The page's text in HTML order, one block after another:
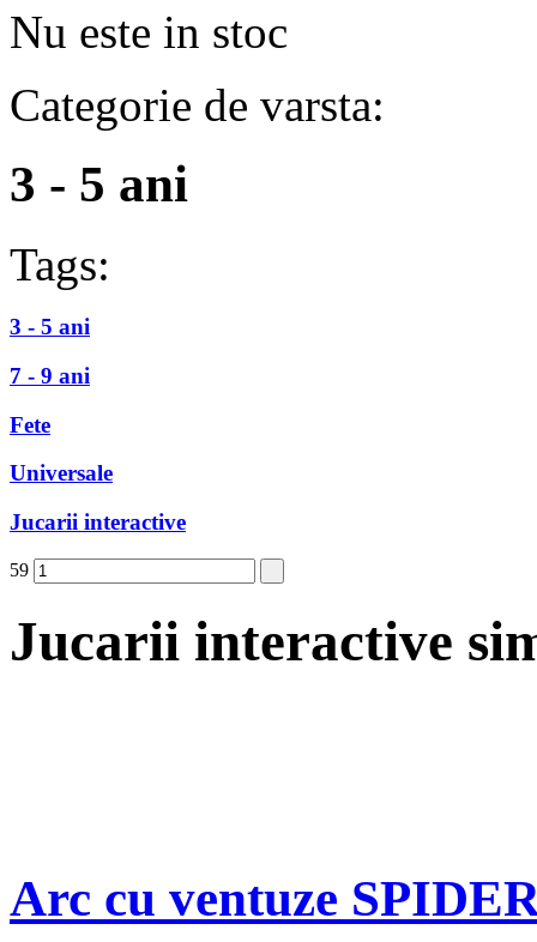
Nu este in stoc
Categorie de varsta:
3 - 5 ani
Tags:
3 - 5 ani
7 - 9 ani
Fete
Universale
Jucarii interactive
59
Jucarii interactive
Arc cu ventuze